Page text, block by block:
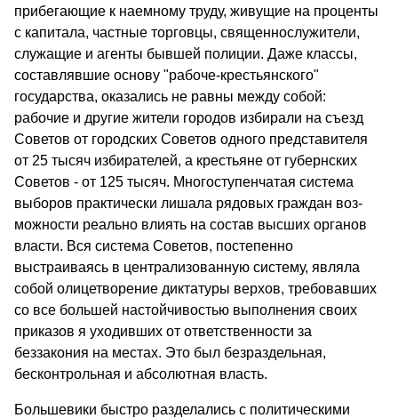
прибегающие к наемному труду, живущие на проценты
с капитала, частные торговцы, священнослужители,
служа­щие и агенты бывшей полиции. Даже классы,
составлявшие основу "рабоче-крестьянского"
государства, оказались не равны между собой:
рабочие и другие жители городов избирали на съезд
Советов от городских Советов одного представителя
от 25 тысяч избирателей, а крестьяне от губернских
Советов - от 125 тысяч. Многоступенчатая система
выборов практически лишала рядовых граждан воз­
можности реально влиять на состав высших органов
власти. Вся система Советов, постепенно
выстраиваясь в централизованную систему, являла
собой олицетворение диктатуры верхов, требовавших
со все большей настойчивостью выполнения своих
приказов я уходивших от ответственности за
беззакония на местах. Это был безраздельная,
бесконтрольная и абсолютная власть.
Большевики быстро разделались с политическими